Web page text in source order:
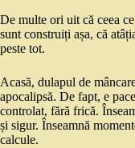
De multe ori uit că ceea
sunt construiți așa, că
peste tot.
Acasă, dulapul de
apocalipsă. De fapt, e
controlat, fără frică.
și sigur. Înseamnă
calcule.